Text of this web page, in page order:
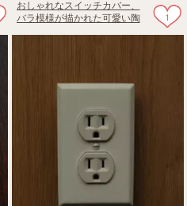
1
おしゃれなスイッチカバー、
バラ模様が描かれた可愛い陶